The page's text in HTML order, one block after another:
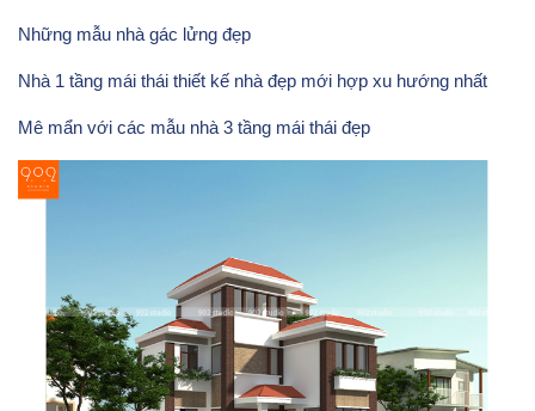
Những mẫu nhà gác lửng đẹp
Nhà 1 tầng mái thái thiết kế nhà đẹp mới hợp xu hướng nhất
Mê mẩn với các mẫu nhà 3 tầng mái thái đẹp